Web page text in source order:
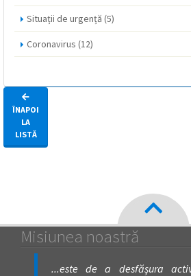
Situații de urgență (5)
Coronavirus (12)
ÎNAPOI
LA
LISTĂ
Misiunea noastră
...este de a desfăşura